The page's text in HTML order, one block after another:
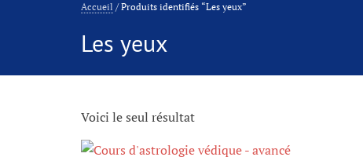
Accueil / Produits identifiés “Les yeux”
Les yeux
Voici le seul résultat